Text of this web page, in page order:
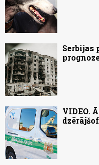
Serbijas
VIDEO.